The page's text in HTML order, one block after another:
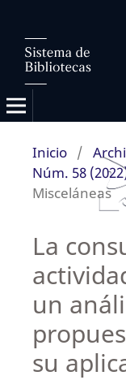
Inicio /
Núm. 58
Misceláneas
La
un
su